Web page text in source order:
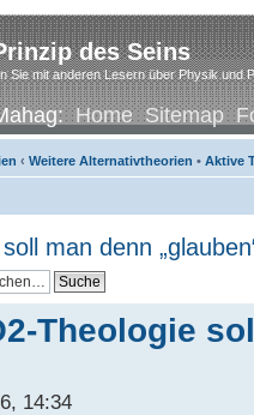
des Seins
Sie mit anderen Lesern über Physik und
Home Sitemap
‹ Weitere Alternativtheorien • Aktive
man denn
Theologie
14:34